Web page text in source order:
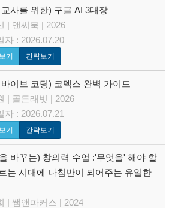
사를 위한) 구글 AI 3대장
| 앤써북 | 2026
자 : 2026.07.20
기 간략보기
이브 코딩) 코덱스 완벽 가이드
| 골든래빗 | 2026
자 : 2026.07.21
기 간략보기
바꾸는) 창의력 수업 :'무엇을' 해야 할
는 시대에 나침반이 되어주는 유일한
| 쌤앤파커스 | 2024